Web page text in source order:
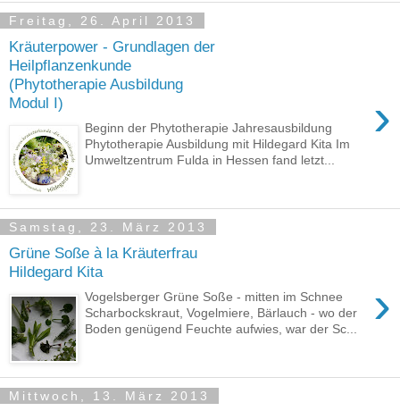
Freitag, 26. April 2013
Kräuterpower - Grundlagen der
Heilpflanzenkunde
(Phytotherapie Ausbildung
Modul I)
›
Beginn der Phytotherapie Jahresausbildung
Phytotherapie Ausbildung mit Hildegard Kita Im
Umweltzentrum Fulda in Hessen fand letzt...
Samstag, 23. März 2013
Grüne Soße à la Kräuterfrau
Hildegard Kita
›
Vogelsberger Grüne Soße - mitten im Schnee
Scharbockskraut, Vogelmiere, Bärlauch - wo der
Boden genügend Feuchte aufwies, war der Sc...
Mittwoch, 13. März 2013